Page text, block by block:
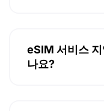
eSIM 서비스
나요?